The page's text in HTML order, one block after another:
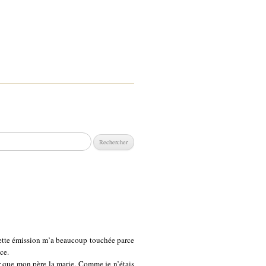
:
émission m’a beaucoup touchée parce